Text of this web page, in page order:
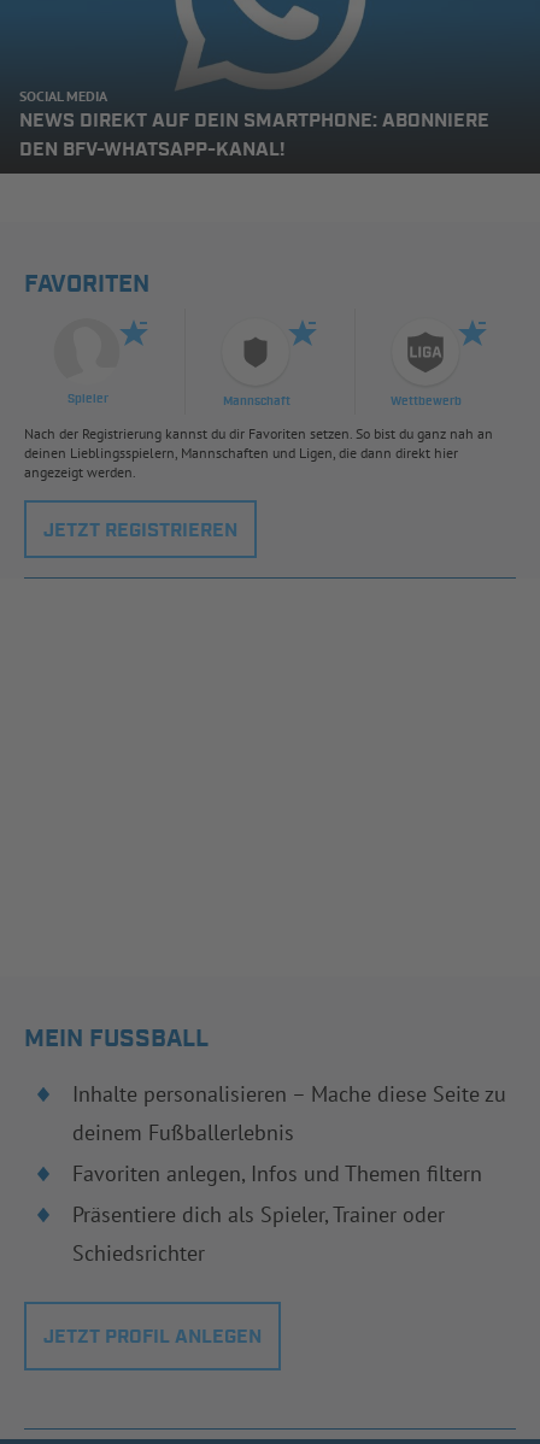
SOCIAL MEDIA
NEWS DIREKT AUF DEIN SMARTPHONE: ABONNIERE
DEN BFV-WHATSAPP-KANAL!
FAVORITEN
Spieler Mannschaft Wettbewerb
Nach der Registrierung kannst du dir Favoriten setzen. So bist du ganz nah an
deinen Lieblingsspielern, Mannschaften und Ligen, die dann direkt hier
angezeigt werden.
JETZT REGISTRIEREN
MEIN FUSSBALL
Inhalte personalisieren – Mache diese Seite zu
deinem Fußballerlebnis
Favoriten anlegen, Infos und Themen filtern
Präsentiere dich als Spieler, Trainer oder
Schiedsrichter
JETZT PROFIL ANLEGEN